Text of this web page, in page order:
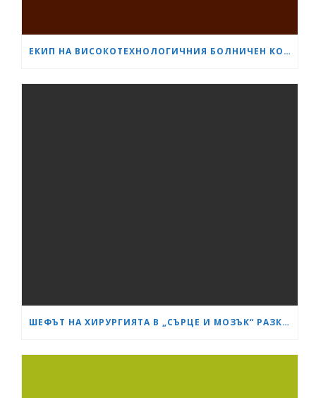
ЕКИП НА ВИСОКОТЕХНОЛОГИЧНИЯ БОЛНИЧЕН КОМПЛЕКС „СЪРЦЕ И МОЗЪК“ – ПЛЕВЕН ИЗВЪРШИ ЕДНА ОТ НАЙ-СЛОЖНИТЕ ОПЕРАЦИИ В ОНКОЛОГИЧНАТА ХИРУРГИЯ
ШЕФЪТ НА ХИРУРГИЯТА В „СЪРЦЕ И МОЗЪК“ РАЗКРИ КАК СА ИЗТРЪГНАЛИ ОТ СМЪРТТА ОЦЕЛЕЛИЯ ОТ КАСАПНИЦАТА НА „ТРАКИЯ“